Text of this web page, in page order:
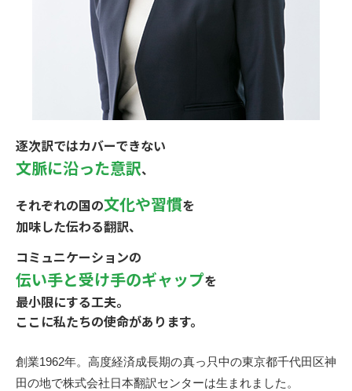
お見積もり依頼
翻訳者登録
逐次訳ではカバーできない
文脈に沿った意訳、
それぞれの国の文化や習慣を
加味した伝わる翻訳、
コミュニケーションの
伝い手と受け手のギャップを
最小限にする工夫。
ここに私たちの使命があります。
創業1962年。高度経済成長期の真っ只中の東京都千代田区神
田の地で株式会社日本翻訳センターは生まれました。